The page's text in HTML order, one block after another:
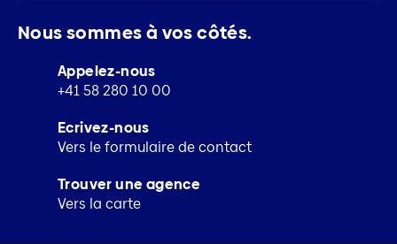
Nous sommes à vos côtés.
Appelez-nous
+41 58 280 10 00
Ecrivez-nous
Vers le formulaire de contact
Trouver une agence
Vers la carte